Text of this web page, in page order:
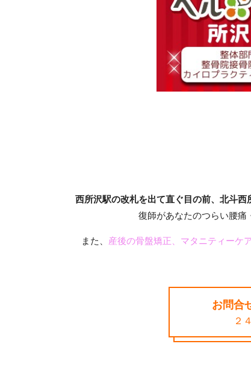
西所沢駅の改札を出て直ぐ目の前、北斗西
復師があなたのつらい腰痛
また、 産後の骨盤矯正、マタニティーケ
お問合
２